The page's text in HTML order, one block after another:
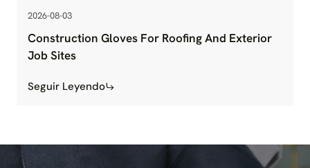
2026-08-03
Construction Gloves For Roofing And Exterior
Job Sites
Seguir Leyendo